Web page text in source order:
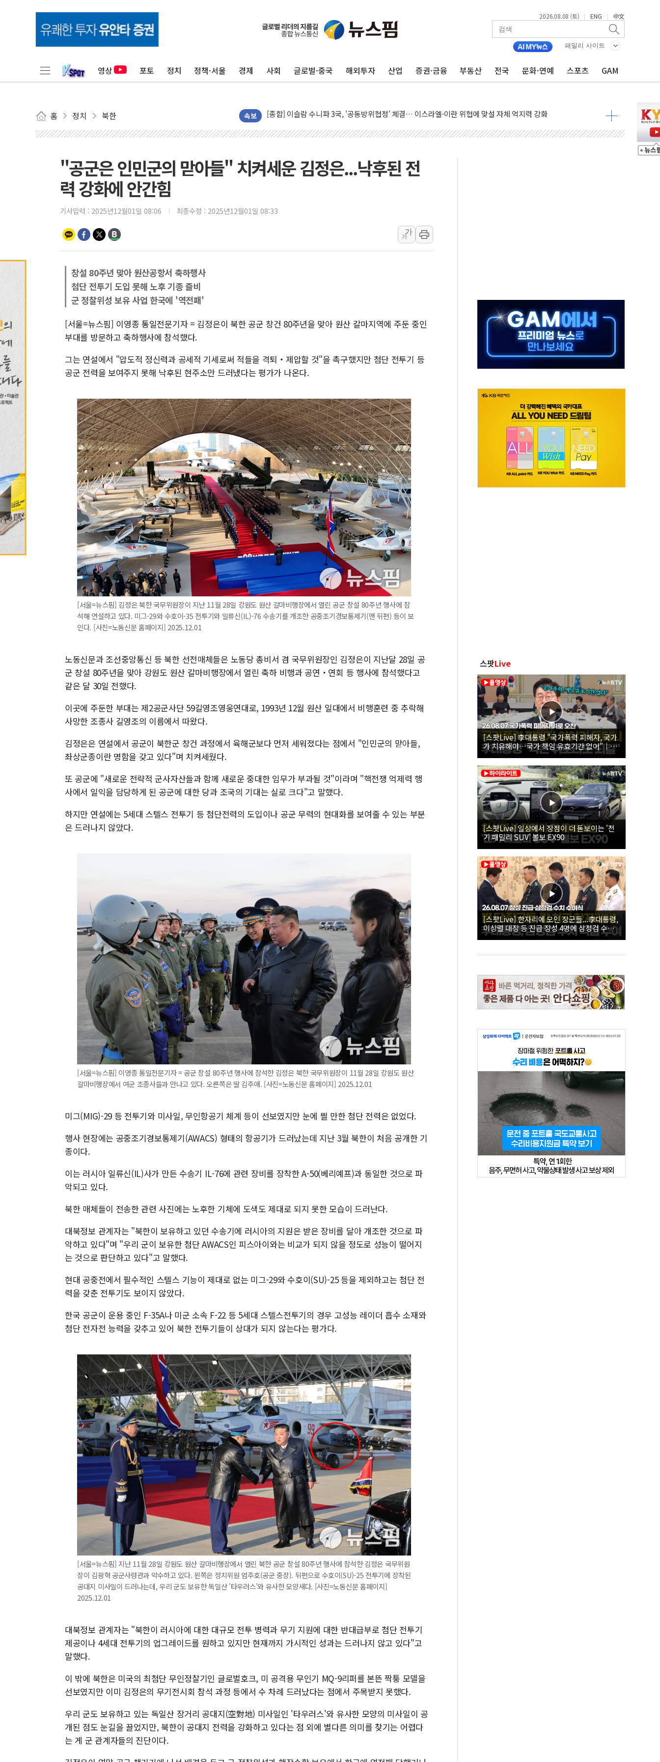
2026.08.08 (토) | ENG | 中文
패밀리 사이트
영상 포토 정치 정책·서울 경제 사회 글로벌·중국 해외투자 산업 증권·금융 부동산 전국 문화·연예 스포츠 GAM
홈 정치 북한 속보
유럽증시, 美 고용 예상 밖 부진에 연준 금리 인상 가능성 낮아지며 상승… STOXX 600 지수는 나흘 연속 최고치
미 연준 매파 기세 꺾이나…고용 감소에 9월 동결 전망 우세
트럼프, 백신·자폐증 행정명령 검토…"이르면 다음 주"
美 항소법원, 백악관 무도회장 공사 중단 명령…트럼프 제동
美 고용 쇼크에 엔화 장중 급등…시장은 "또 개입했나" 촉각
[AI MY 뉴스] 뉴욕 반도체주 프리뷰...美 고용 쇼크에 반도체주 '활짝'
뉴욕증시 개장 전 특징주...아틀라시안·클라우드플레어·태양광주↑ VS 트레이드데스크·웬디스↓
보훈부, 미 DPAA와 MOU… "6·25 미군 실종자 7359명 끝까지 찾겠다"
李 대통령, '6시간 마라톤 부동산 2차 회의' 주재… "전폭적 공급 확대·속도전 총력"
트럼프, 中 겨냥 폴리실리콘 관세 15% 부과…美 태양광주 급등
"공군은 인민군의 맏아들" 치켜세운 김정은...낙후된 전
력 강화에 안간힘
기사입력 : 2025년12월01일 08:06 최종수정 : 2025년12월01일 08:33
가
가
창설 80주년 맞아 원산공항서 축하행사
첨단 전투기 도입 못해 노후 기종 즐비
군 정찰위성 보유 사업 한국에 '역전패'
[서울=뉴스핌] 이영종 통일전문기자 = 김정은이 북한 공군 창건 80주년을 맞아 원산 갈마지역에 주둔 중인
부대를 방문하고 축하행사에 참석했다.
그는 연설에서 "압도적 정신력과 공세적 기세로써 적들을 격퇴‧제압할 것"을 촉구했지만 첨단 전투기 등
공군 전력을 보여주지 못해 낙후된 현주소만 드러냈다는 평가가 나온다.
[서울=뉴스핌] 김정은 북한 국무위원장이 지난 11월 28일 강원도 원산 갈마비행장에서 열린 공군 창설 80주년 행사에 참
석해 연설하고 있다. 미그-29와 수호이-35 전투기와 일류신(IL)-76 수송기를 개조한 공중조기경보통제기(맨 뒤편) 등이 보
인다. [사진=노동신문 홈페이지] 2025.12.01
노동신문과 조선중앙통신 등 북한 선전매체들은 노동당 총비서 겸 국무위원장인 김정은이 지난달 28일 공
군 창설 80주년을 맞아 강원도 원산 갈마비행장에서 열린 축하 비행과 공연‧연회 등 행사에 참석했다고
같은 달 30일 전했다.
이곳에 주둔한 부대는 제2공군사단 59길영조영웅연대로, 1993년 12월 원산 일대에서 비행훈련 중 추락해
사망한 조종사 길영조의 이름에서 따왔다.
김정은은 연설에서 공군이 북한군 창건 과정에서 육해군보다 먼저 세워졌다는 점에서 "인민군의 맏아들,
좌상군종이란 명함을 갖고 있다"며 치켜세웠다.
또 공군에 "새로운 전략적 군사자산들과 함께 새로운 중대한 임무가 부과될 것"이라며 "핵전쟁 억제력 행
사에서 일익을 담당하게 된 공군에 대한 당과 조국의 기대는 실로 크다"고 말했다.
하지만 연설에는 5세대 스텔스 전투기 등 첨단전력의 도입이나 공군 무력의 현대화를 보여줄 수 있는 부분
은 드러나지 않았다.
[서울=뉴스핌] 이영종 통일전문기자 = 공군 창설 80주년 행사에 참석한 김정은 북한 국무위원장이 11월 28일 강원도 원산
갈마비행장에서 여군 조종사들과 만나고 있다. 오른쪽은 딸 김주애. [사진=노동신문 홈페이지] 2025.12.01
미그(MIG)-29 등 전투기와 미사일, 무인항공기 체계 등이 선보였지만 눈에 띌 만한 첨단 전력은 없었다.
행사 현장에는 공중조기경보통제기(AWACS) 형태의 항공기가 드러났는데 지난 3월 북한이 처음 공개한 기
종이다.
이는 러시아 일류신(IL)사가 만든 수송기 IL-76에 관련 장비를 장착한 A-50(베리예프)과 동일한 것으로 파
악되고 있다.
북한 매체들이 전송한 관련 사진에는 노후한 기체에 도색도 제대로 되지 못한 모습이 드러난다.
대북정보 관계자는 "북한이 보유하고 있던 수송기에 러시아의 지원은 받은 장비를 달아 개조한 것으로 파
악하고 있다"며 "우리 군이 보유한 첨단 AWACS인 피스아이와는 비교가 되지 않을 정도로 성능이 떨어지
는 것으로 판단하고 있다"고 말했다.
현대 공중전에서 필수적인 스텔스 기능이 제대로 없는 미그-29와 수호이(SU)-25 등을 제외하고는 첨단 전
력을 갖춘 전투기도 보이지 않았다.
한국 공군이 운용 중인 F-35A나 미군 소속 F-22 등 5세대 스텔스전투기의 경우 고성능 레이더 흡수 소재와
첨단 전자전 능력을 갖추고 있어 북한 전투기들이 상대가 되지 않는다는 평가다.
[서울=뉴스핌] 지난 11월 28일 강원도 원산 갈마비행장에서 열린 북한 공군 창설 80주년 행사에 참석한 김정은 국무위원
장이 김광혁 공군사령관과 악수하고 있다. 왼쪽은 정치위원 엄주호(공군 중장). 뒤편으로 수호이(SU)-25 전투기에 장착된
공대지 미사일이 드러나는데, 우리 군도 보유한 독일산 '타우러스'와 유사한 모양새다. [사진=노동신문 홈페이지]
2025.12.01
대북정보 관계자는 "북한이 러시아에 대한 대규모 전투 병력과 무기 지원에 대한 반대급부로 첨단 전투기
제공이나 4세대 전투기의 업그레이드를 원하고 있지만 현재까지 가시적인 성과는 드러나지 않고 있다"고
말했다.
이 밖에 북한은 미국의 최첨단 무인정찰기인 글로벌호크, 미 공격용 무인기 MQ-9리퍼를 본뜬 짝퉁 모델을
선보였지만 이미 김정은의 무기전시회 참석 과정 등에서 수 차례 드러났다는 점에서 주목받지 못했다.
우리 군도 보유하고 있는 독일산 장거리 공대지(空對地) 미사일인 '타우러스'와 유사한 모양의 미사일이 공
개된 점도 눈길을 끌었지만, 북한이 공대지 전력을 강화하고 있다는 점 외에 별다른 의미를 찾기는 어렵다
는 게 군 관계자들의 진단이다.
스팟Live
[스팟Live] 李대통령 "국가폭력 피해자, 국가
가 치유해야…국가 책임 유효기간 없어"｜
26.08.07 국가폭력 피해자 위로 오찬
[스팟Live] 일상에서 장점이 더 돋보이는 '전
기 패밀리 SUV' 볼보 EX90
[스팟Live] 한자리에 모인 장군들...李대통령,
이상렬 대장 등 진급 장성 4명에 삼정검 수치
직접 수여｜26.08.07 장성 진급·삼정검 수치